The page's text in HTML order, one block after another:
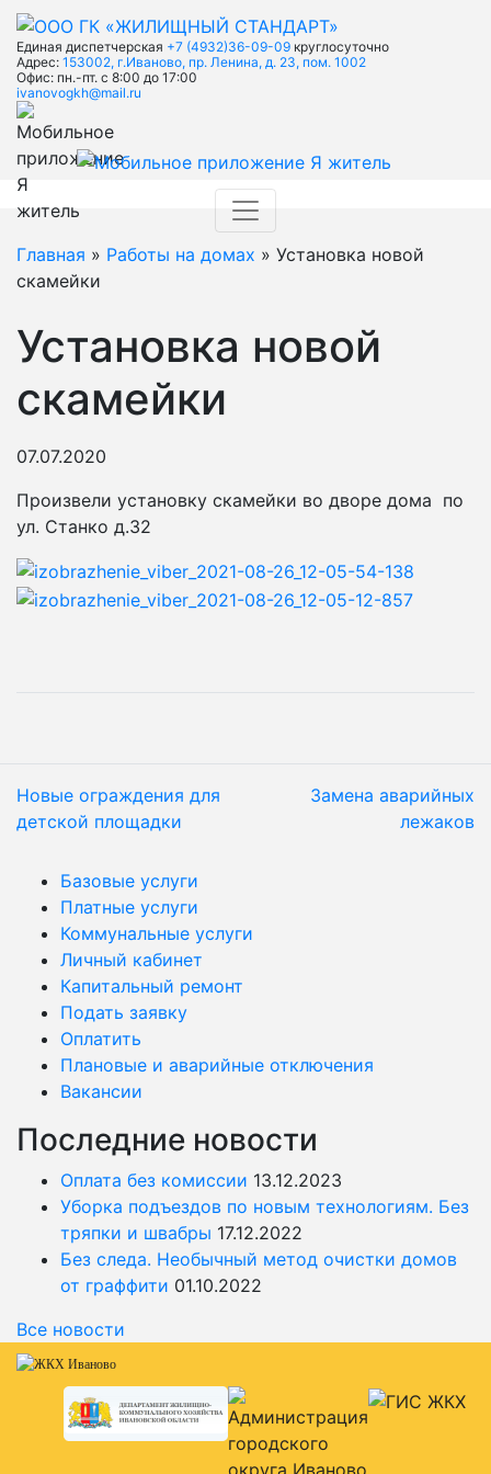
Единая диспетчерская +7 (4932)36-09-09 круглосуточно
Адрес: 153002, г.Иваново, пр. Ленина, д. 23, пом. 1002
Офис: пн.-пт. с 8:00 до 17:00
ivanovogkh@mail.ru
Главная » Работы на домах » Установка новой
скамейки
Базовые услуги
Платные услуги
Коммунальные услуги
Личный кабинет
Капитальный ремонт
Подать заявку
Оплатить
Плановые и аварийные отключения
Вакансии
Последние новости
Оплата без комиссии 13.12.2023
Уборка подъездов по новым технологиям. Без
тряпки и швабры 17.12.2022
Без следа. Необычный метод очистки домов
от граффити 01.10.2022
Все новости
Установка новой
скамейки
07.07.2020
Произвели установку скамейки во дворе дома по
ул. Станко д.32
Новые ограждения для
детской площадки
Замена аварийных
лежаков